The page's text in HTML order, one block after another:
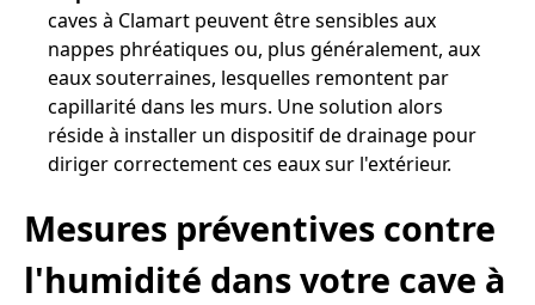
caves à Clamart peuvent être sensibles aux
nappes phréatiques ou, plus généralement, aux
eaux souterraines, lesquelles remontent par
capillarité dans les murs. Une solution alors
réside à installer un dispositif de drainage pour
diriger correctement ces eaux sur l'extérieur.
Mesures préventives contre
l'humidité dans votre cave à